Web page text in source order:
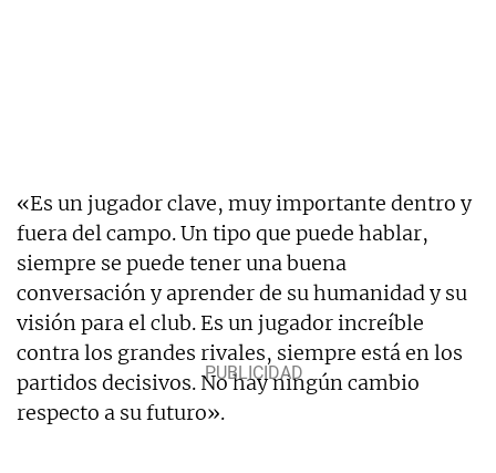
«Es un jugador clave, muy importante dentro y
fuera del campo. Un tipo que puede hablar,
siempre se puede tener una buena
conversación y aprender de su humanidad y su
visión para el club. Es un jugador increíble
contra los grandes rivales, siempre está en los
partidos decisivos. No hay ningún cambio
respecto a su futuro».